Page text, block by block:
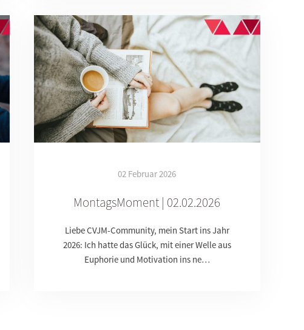
02 Februar 2026
MontagsMoment | 02.02.2026
Liebe CVJM-Community, mein Start ins Jahr
2026: Ich hatte das Glück, mit einer Welle aus
Euphorie und Motivation ins ne…